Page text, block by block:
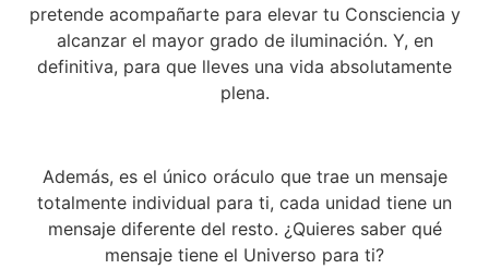
pretende acompañarte para elevar tu Consciencia y
alcanzar el mayor grado de iluminación. Y, en
definitiva, para que lleves una vida absolutamente
plena.
Además, es el único oráculo que trae un mensaje
totalmente individual para ti, cada unidad tiene un
mensaje diferente del resto. ¿Quieres saber qué
mensaje tiene el Universo para ti?